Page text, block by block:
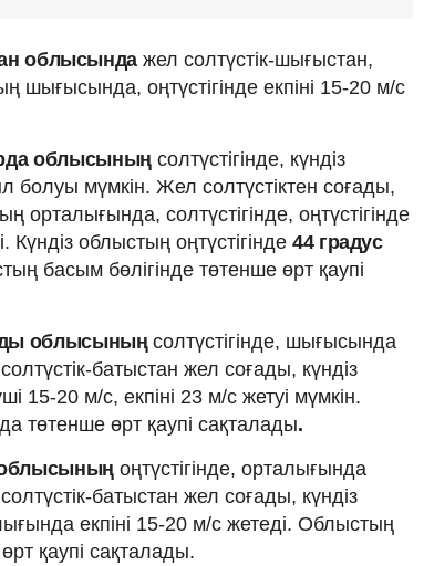
облысында жел солтүстік-шығыстан,
шығысында, оңтүстігінде екпіні 15-20 м/с
облысыныңсолтүстігінде, күндіз
болуы мүмкін. Жел солтүстіктен соғады,
орталығында, солтүстігінде, оңтүстігінде
Күндіз облыстың оңтүстігінде 44 градус
басым бөлігінде төтенше өрт қаупі
облысыныңсолтүстігінде, шығысында
батыстан жел соғады, күндіз
15-20 м/с, екпіні 23 м/с жетуі мүмкін.
төтенше өрт қаупі сақталады.
оңтүстігінде, орталығында
батыстан жел соғады, күндіз
екпіні 15-20 м/с жетеді. Облыстың
қаупі сақталады.